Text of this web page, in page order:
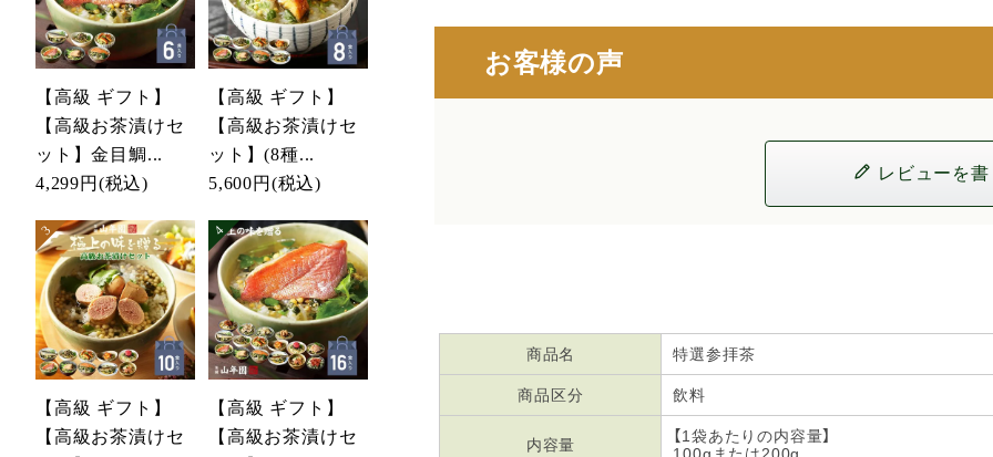
【高級 ギフト】
【高級お茶漬けセ
ット】金目鯛...
4,299円 (税込)
【高級 ギフト】
【高級お茶漬けセ
ット】(8種...
5,600円 (税込)
【高級 ギフト】
【高級お茶漬けセ
【高級 ギフト】
【高級お茶漬けセ
お客様の声
レビューを書
商品名 特選参拝茶
商品区分 飲料
内容量
【1袋あたりの内容量】
100gまたは200g